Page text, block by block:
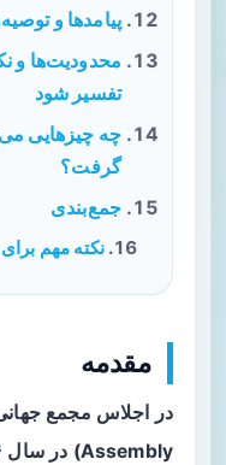
پیامدها و
محدودیت‌ها و
تفسیر شود
چه چیزهایی
گرفت؟
جمع‌بندی
نکته مهم برای
مقدمه